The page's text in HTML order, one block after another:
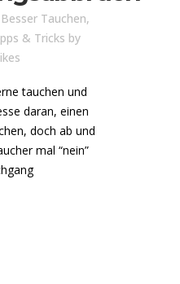
Besser Tauchen,
& Tricks by
tauchen und
daran, einen
doch ab und
mal “nein”